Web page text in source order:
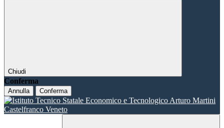
Chiudi
Conferma
Annulla Conferma